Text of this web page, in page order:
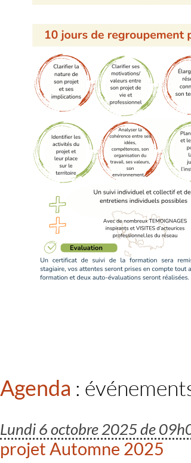
Agenda :
Lundi 6 octobre 2025 de
projet Automne 2025